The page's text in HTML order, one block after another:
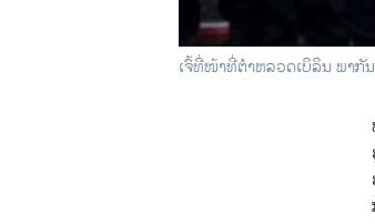
ເຈົ້ທີ່ໜ້າທີ່ຕໍາຫລວດເບິລິນ ພາກັ